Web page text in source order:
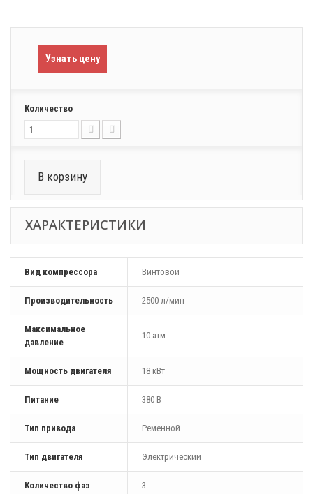
Узнать цену
Количество
В корзину
ХАРАКТЕРИСТИКИ
Вид компрессора Винтовой
Производительность 2500 л/мин
Максимальное
давление
10 атм
Мощность двигателя 18 кВт
Питание 380 В
Тип привода Ременной
Тип двигателя Электрический
Количество фаз 3